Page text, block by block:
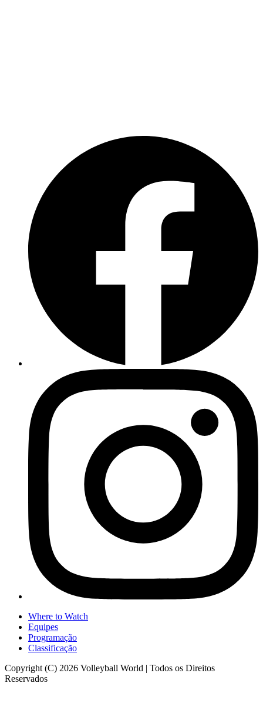
Where to Watch
Equipes
Programação
Classificação
Copyright (C) 2026 Volleyball World | Todos os Direitos
Reservados